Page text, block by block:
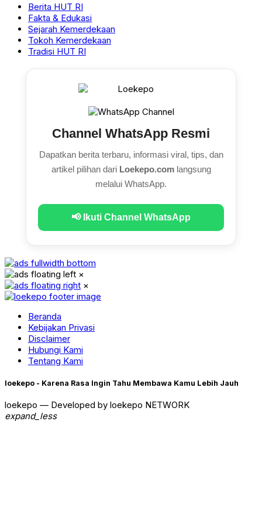
Berita HUT RI
Fakta & Edukasi
Sejarah Kemerdekaan
Tokoh Kemerdekaan
Tradisi HUT RI
Channel WhatsApp Resmi
Dapatkan berita terbaru, informasi viral, tips, dan
artikel pilihan dari Loekepo.comlangsung
melalui WhatsApp.
📢 Ikuti Channel WhatsApp
×
×
Beranda
Kebijakan Privasi
Disclaimer
Hubungi Kami
Tentang Kami
loekepo - Karena Rasa Ingin Tahu Membawa Kamu Lebih Jauh
loekepo — Developed by loekepo NETWORK
expand_less